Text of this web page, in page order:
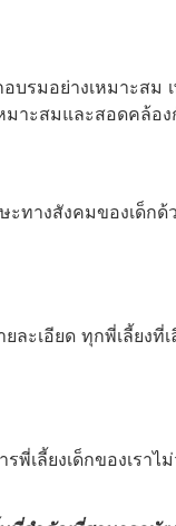
รมอย่างเหมาะสม
มาะสมและสอดคล้อ
ทางสังคมของเด็ก
ะเอียด ทุกพี่เลี้ยงที่
เลี้ยงเด็กของเราไ